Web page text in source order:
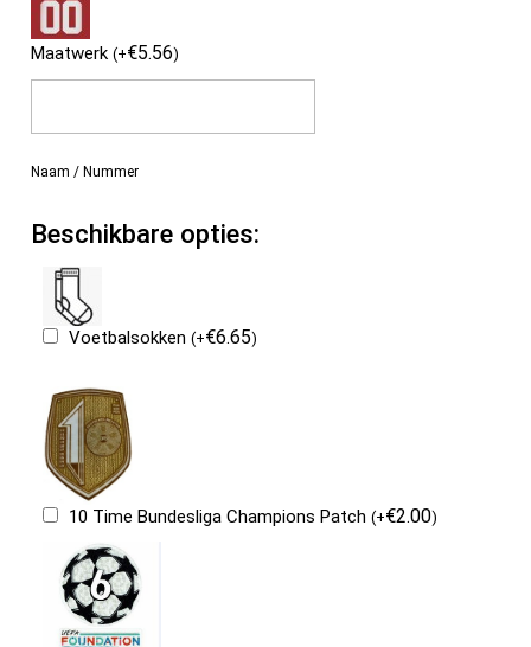
Maatwerk(+€5.56)
Naam / Nummer
Beschikbare opties:
Voetbalsokken(+€6.65)
10 Time Bundesliga Champions Patch(+€2.00)